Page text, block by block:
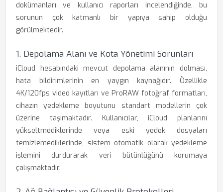
dokümanları ve kullanıcı raporları incelendiğinde, bu
sorunun çok katmanlı bir yapıya sahip olduğu
görülmektedir.
1. Depolama Alanı ve Kota Yönetimi Sorunları
iCloud hesabındaki mevcut depolama alanının dolması,
hata bildirimlerinin en yaygın kaynağıdır. Özellikle
4K/120fps video kayıtları ve ProRAW fotoğraf formatları,
cihazın yedekleme boyutunu standart modellerin çok
üzerine taşımaktadır. Kullanıcılar, iCloud planlarını
yükseltmediklerinde veya eski yedek dosyaları
temizlemediklerinde, sistem otomatik olarak yedekleme
işlemini durdurarak veri bütünlüğünü korumaya
çalışmaktadır.